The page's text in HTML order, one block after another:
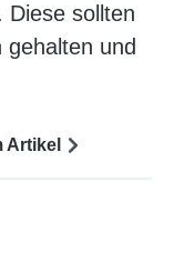
Diese sollten
und
Artikel